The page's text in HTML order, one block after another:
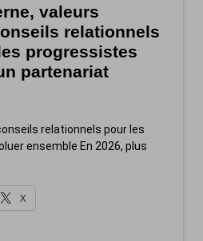
valeurs
relationnels
progressistes
partenariat
relationnels pour les
ensemble En 2026, plus
X